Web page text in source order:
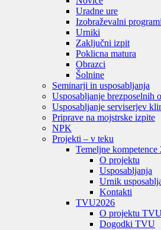
Uradne ure
Izobraževalni programi
Urniki
Zaključni izpit
Poklicna matura
Obrazci
Šolnine
Seminarji in usposabljanja
Usposabljanje brezposelnih
Usposabljanje serviserjev
Priprave na mojstrske izpite
NPK
Projekti – v teku
Temeljne kompetence
O projektu
Usposabljanja
Urnik
Kontakti
TVU2026
O projektu TVU
Dogodki TVU